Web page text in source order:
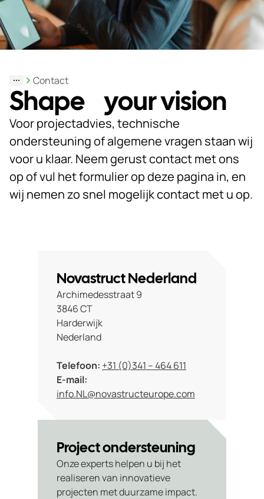
Duurzaamheid
Werken
Nieuws
&
Kennis
Particulieren
KlantPortaal
Contact
Contact
Shape your vision
Voor projectadvies, technische
ondersteuning of algemene vragen staan wij
voor u klaar. Neem gerust contact met ons
op of vul het formulier op deze pagina in, en
wij nemen zo snel mogelijk contact met u op.
Novastruct Nederland
Archimedesstraat 9
3846 CT
Harderwijk
Nederland
Telefoon: +31 (0)341 – 464 611
E-mail:
info.NL@novastructeurope.com
Project ondersteuning
Onze experts helpen u bij het
realiseren van innovatieve
projecten met duurzame impact.